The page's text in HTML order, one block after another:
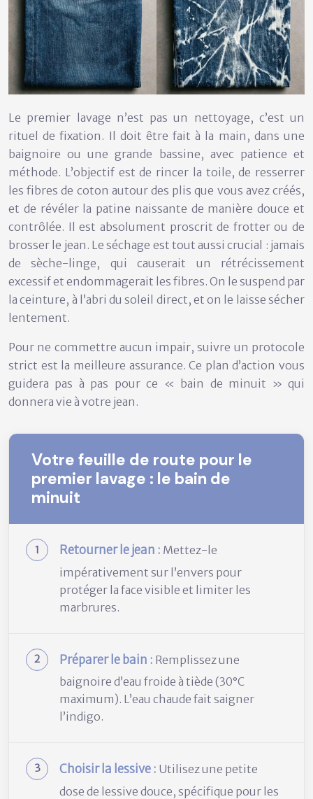
Le premier lavage n’est pas un nettoyage, c’est un
rituel de fixation. Il doit être fait à la main, dans une
baignoire ou une grande bassine, avec patience et
méthode. L’objectif est de rincer la toile, de resserrer
les fibres de coton autour des plis que vous avez créés,
et de révéler la patine naissante de manière douce et
contrôlée. Il est absolument proscrit de frotter ou de
brosser le jean. Le séchage est tout aussi crucial : jamais
de sèche-linge, qui causerait un rétrécissement
excessif et endommagerait les fibres. On le suspend par
la ceinture, à l’abri du soleil direct, et on le laisse sécher
lentement.
Pour ne commettre aucun impair, suivre un protocole
strict est la meilleure assurance. Ce plan d’action vous
guidera pas à pas pour ce « bain de minuit » qui
donnera vie à votre jean.
Votre feuille de route pour le
premier lavage : le bain de
minuit
Retourner le jean : Mettez-le
impérativement sur l’envers pour
protéger la face visible et limiter les
marbrures.
Préparer le bain : Remplissez une
baignoire d’eau froide à tiède (30°C
maximum). L’eau chaude fait saigner
l’indigo.
Choisir la lessive : Utilisez une petite
dose de lessive douce, spécifique pour les